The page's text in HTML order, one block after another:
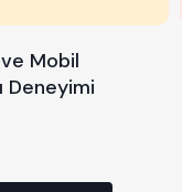
Mobil
Deneyimi